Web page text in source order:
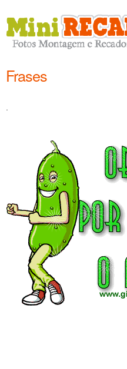
Frases
.